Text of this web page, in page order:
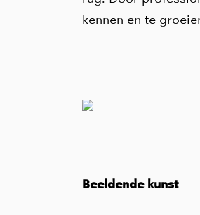
kennen en te
Beeldende kunst